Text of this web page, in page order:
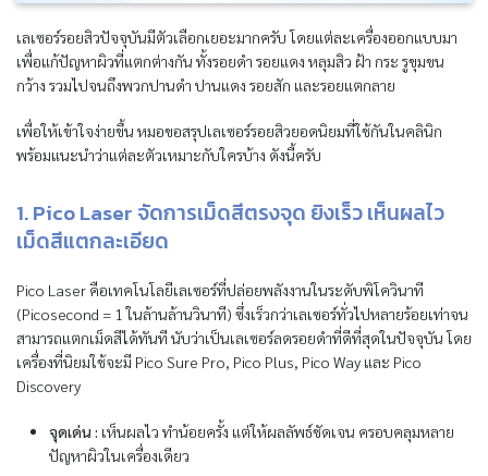
เลเซอร์รอยสิวปัจจุบันมีตัวเลือกเยอะมากครับ โดยแต่ละเครื่องออกแบบมา
เพื่อแก้ปัญหาผิวที่แตกต่างกัน ทั้งรอยดำ รอยแดง หลุมสิว ฝ้า กระ รูขุมขน
กว้าง รวมไปจนถึงพวกปานดำ ปานแดง รอยสัก และรอยแตกลาย
เพื่อให้เข้าใจง่ายขึ้น หมอขอสรุปเลเซอร์รอยสิวยอดนิยมที่ใช้กันในคลินิก
พร้อมแนะนำว่าแต่ละตัวเหมาะกับใครบ้าง ดังนี้ครับ
1. Pico Laser จัดการเม็ดสีตรงจุด ยิงเร็ว เห็นผลไว
เม็ดสีแตกละเอียด
Pico Laser คือเทคโนโลยีเลเซอร์ที่ปล่อยพลังงานในระดับพิโควินาที
(Picosecond = 1 ในล้านล้านวินาที) ซึ่งเร็วกว่าเลเซอร์ทั่วไปหลายร้อยเท่าจน
สามารถแตกเม็ดสีได้ทันที นับว่าเป็นเลเซอร์ลดรอยดำที่ดีที่สุดในปัจจุบัน โดย
เครื่องที่นิยมใช้จะมี Pico Sure Pro, Pico Plus, Pico Way และ Pico
Discovery
จุดเด่น : เห็นผลไว ทำน้อยครั้ง แต่ให้ผลลัพธ์ชัดเจน ครอบคลุมหลาย
ปัญหาผิวในเครื่องเดียว